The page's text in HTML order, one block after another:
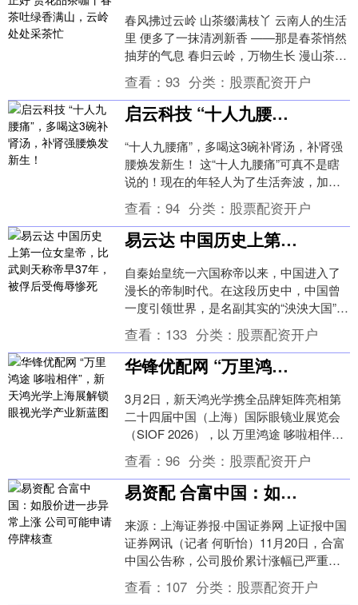
春风拂过云岭 山茶缀满枝丫 云南人的生活
里 便多了一抹清冽新香 ——那是春茶悄然
抽芽的气息 春归云岭，万物生长 漫山茶园
次第苏醒 从滇西到滇南 从高山到河谷
各....
查看： 93 分类： 股票配资开户
启云科技 “十人九腰痛”，多喝这3碗补肾汤，补肾强腰焕发新生！
“十人九腰痛”，多喝这3碗补肾汤，补肾强
腰焕发新生！ 这“十人九腰痛”可真不是瞎
说的！现在的年轻人为了生活奔波，加班
熬夜那是家常便饭。长期下来，腰就不那
么听使唤....
查看： 94 分类： 股票配资开户
易云达 中国历史上第一位女皇帝，比武则天称帝早37年，被俘后受侮辱惨死
自秦始皇统一六国称帝以来，中国进入了
漫长的帝制时代。在这段历史中，中国曾
一度引领世界，是名副其实的“泱泱大国”，
被认为是世界的“中心”。然而，长时间的领
先地位让....
查看： 133 分类： 股票配资开户
华锋优配网 “万里鸿途 哆啦相伴”，新天鸿光学上海展解锁眼视光学产业新蓝图
3月2日，新天鸿光学携全品牌矩阵亮相第
二十四届中国（上海）国际眼镜业展览会
（SIOF 2026），以 万里鸿途 哆啦相伴为
主题，重磅推出贝悦哆啦 A 梦跨界联名....
查看： 96 分类： 股票配资开户
易资配 合富中国：如股价进一步异常上涨 公司可能申请停牌核查
来源：上海证券报·中国证券网 上证报中国
证券网讯（记者 何昕怡）11月20日，合富
中国公告称，公司股价累计涨幅已严重偏
离基本面，投资者参与交易可能面临较大
风险。....
查看： 107 分类： 股票配资开户